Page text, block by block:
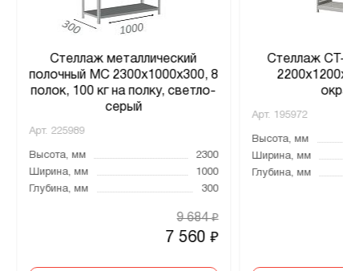
Стеллаж металлический
полочный МС 2300х1000х300, 8
полок, 100 кг на полку, светло-
серый
Арт. 225989
Высота, мм
2300
Ширина, мм
1000
Глубина, мм
300
7 560₽
9 684₽
Стеллаж СТ-
Арт. 195972
Высота, мм
Ширина, мм
Глубина, мм